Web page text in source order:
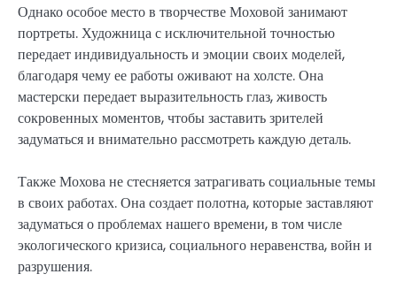
Однако особое место в творчестве Моховой занимают
портреты. Художница с исключительной точностью
передает индивидуальность и эмоции своих моделей,
благодаря чему ее работы оживают на холсте. Она
мастерски передает выразительность глаз, живость
сокровенных моментов, чтобы заставить зрителей
задуматься и внимательно рассмотреть каждую деталь.
Также Мохова не стесняется затрагивать социальные темы
в своих работах. Она создает полотна, которые заставляют
задуматься о проблемах нашего времени, в том числе
экологического кризиса, социального неравенства, войн и
разрушения.